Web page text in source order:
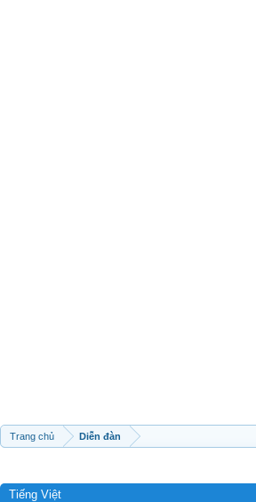
Trang chủ Diễn đàn
Tiếng Việt